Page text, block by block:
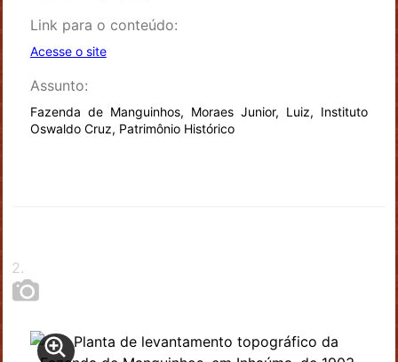
Link para o conteúdo:
Acesse o site
Assunto:
Fazenda de Manguinhos, Moraes Junior, Luiz, Instituto
Oswaldo Cruz, Patrimônio Histórico
2.